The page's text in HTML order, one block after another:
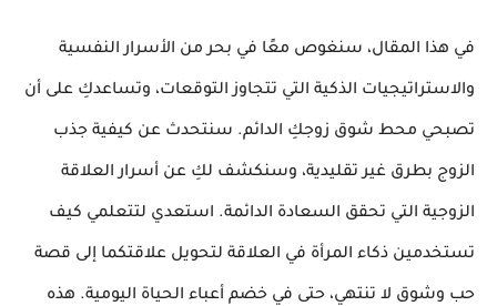
في هذا المقال، سنغوص معًا في بحر من الأسرار النفسية
والاستراتيجيات الذكية التي تتجاوز التوقعات، وتساعدكِ على أن
تصبحي محط شوق زوجكِ الدائم. سنتحدث عن كيفية جذب
الزوج بطرق غير تقليدية، وسنكشف لكِ عن أسرار العلاقة
الزوجية التي تحقق السعادة الدائمة. استعدي لتتعلمي كيف
تستخدمين ذكاء المرأة في العلاقة لتحويل علاقتكما إلى قصة
حب وشوق لا تنتهي، حتى في خضم أعباء الحياة اليومية. هذه